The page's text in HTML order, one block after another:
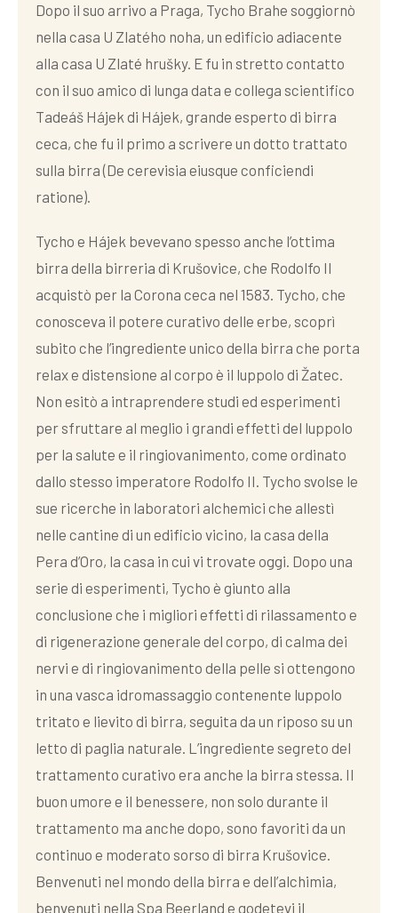
Dopo il suo arrivo a Praga, Tycho Brahe soggiornò
nella casa U Zlatého noha, un edificio adiacente
alla casa U Zlaté hrušky. E fu in stretto contatto
con il suo amico di lunga data e collega scientifico
Tadeáš Hájek di Hájek, grande esperto di birra
ceca, che fu il primo a scrivere un dotto trattato
sulla birra (De cerevisia eiusque conficiendi
ratione).
Tycho e Hájek bevevano spesso anche l’ottima
birra della birreria di Krušovice, che Rodolfo II
acquistò per la Corona ceca nel 1583. Tycho, che
conosceva il potere curativo delle erbe, scoprì
subito che l’ingrediente unico della birra che porta
relax e distensione al corpo è il luppolo di Žatec.
Non esitò a intraprendere studi ed esperimenti
per sfruttare al meglio i grandi effetti del luppolo
per la salute e il ringiovanimento, come ordinato
dallo stesso imperatore Rodolfo II. Tycho svolse le
sue ricerche in laboratori alchemici che allestì
nelle cantine di un edificio vicino, la casa della
Pera d’Oro, la casa in cui vi trovate oggi. Dopo una
serie di esperimenti, Tycho è giunto alla
conclusione che i migliori effetti di rilassamento e
di rigenerazione generale del corpo, di calma dei
nervi e di ringiovanimento della pelle si ottengono
in una vasca idromassaggio contenente luppolo
tritato e lievito di birra, seguita da un riposo su un
letto di paglia naturale. L’ingrediente segreto del
trattamento curativo era anche la birra stessa. Il
buon umore e il benessere, non solo durante il
trattamento ma anche dopo, sono favoriti da un
continuo e moderato sorso di birra Krušovice.
Benvenuti nel mondo della birra e dell’alchimia,
benvenuti nella Spa Beerland e godetevi il